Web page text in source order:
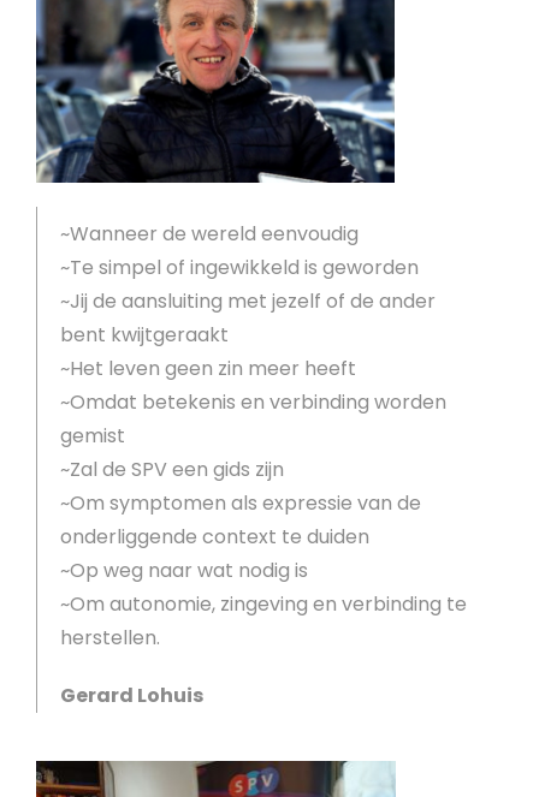
~Wanneer de wereld eenvoudig
~Te simpel of ingewikkeld is geworden
~Jij de aansluiting met jezelf of de ander
bent kwijtgeraakt
~Het leven geen zin meer heeft
~Omdat betekenis en verbinding worden
gemist
~Zal de SPV een gids zijn
~Om symptomen als expressie van de
onderliggende context te duiden
~Op weg naar wat nodig is
~Om autonomie, zingeving en verbinding te
herstellen.
Gerard Lohuis